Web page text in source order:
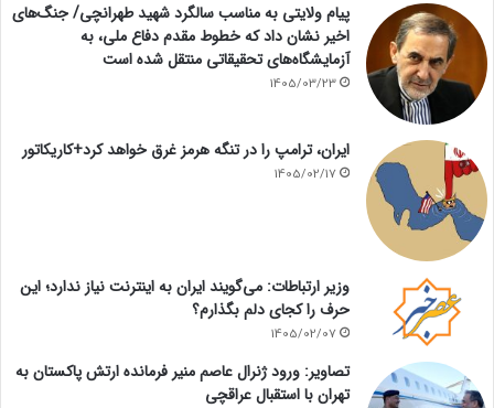
پیام ولایتی به مناسب سالگرد شهید طهرانچی/ جنگ‌های
اخیر نشان داد که خطوط مقدم دفاع ملی، به
آزمایشگاه‌های تحقیقاتی منتقل شده است
1405/03/23
ایران، ترامپ را در تنگه هرمز غرق خواهد کرد+کاریکاتور
1405/02/17
وزیر ارتباطات: می‌گویند ایران به اینترنت نیاز ندارد؛ این
حرف را کجای دلم بگذارم؟
1405/02/07
تصاویر: ورود ژنرال عاصم منیر فرمانده ارتش پاکستان به
تهران با استقبال عراقچی